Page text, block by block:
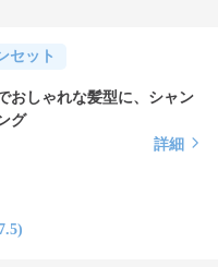
セット
おしゃれな髪型に、シャン
グ
詳細